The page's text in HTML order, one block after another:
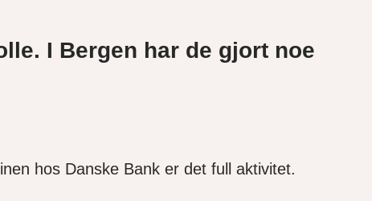
I Bergen har de gjort noe
hos Danske Bank er det full aktivitet.